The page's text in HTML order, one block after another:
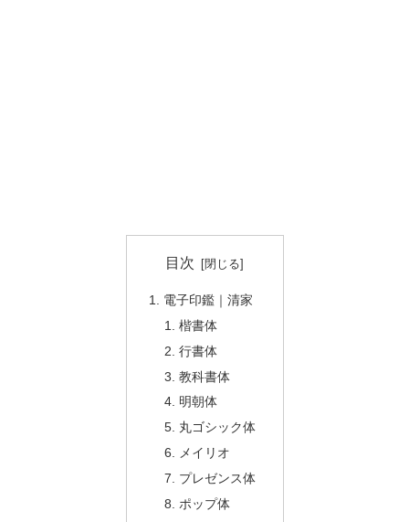
目次
電子印鑑｜清家
楷書体
行書体
教科書体
明朝体
丸ゴシック体
メイリオ
プレゼンス体
ポップ体